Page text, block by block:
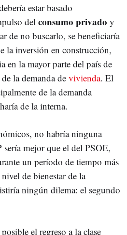
estar basado
del consumo privado y
de no buscarlo, se beneficiaría
la inversión en construcción,
en la mayor parte del país de
la demanda de vivienda. El
de la demanda
de la interna.
no habría ninguna
mejor que el del PSOE,
un período de tiempo más
de bienestar de la
ningún dilema: el segundo
el regreso a la clase